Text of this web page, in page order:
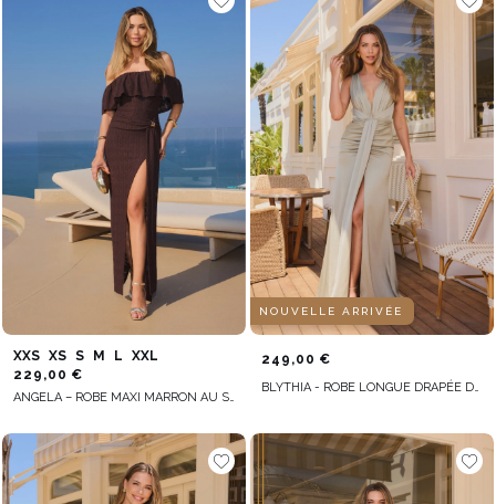
XXS XS S M L
XXL
229,00 €
ANGELA – ROBE MAXI MARRON AU STYLE ESPAGNOL
NOUVELLE ARRIVÉE
249,00 €
BLYTHIA - ROBE LONGUE DRAPÉE DANS UNE TEINTE VERT POIS